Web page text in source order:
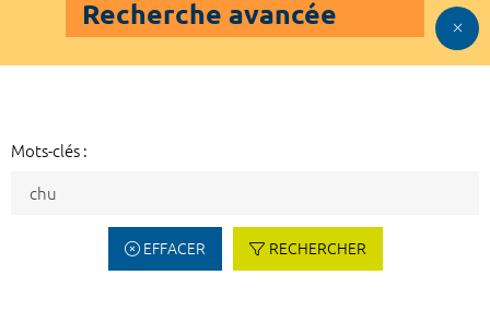
Recherche avancée
Mots-clés :
EFFACER RECHERCHER